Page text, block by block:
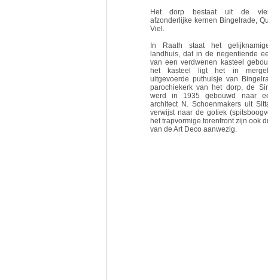
Het dorp bestaat uit de vier
afzonderlijke kernen Bingelrade,
Viel.
In Raath staat het
landhuis, dat in de negentiende
van een verdwenen kasteel
het kasteel ligt het in
uitgevoerde puthuisje van
parochiekerk van het dorp, de
werd in 1935 gebouwd naar
architect N. Schoenmakers uit
verwijst naar de gotiek
het trapvormige torenfront zijn ook
van de Art Deco aanwezig.